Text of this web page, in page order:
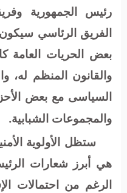
رئيس الجمهورية
الفريق الرئاسي
بعض الحريات العامة
والقانون المنظم له،
السياسى مع بعض
والمجموعات الشبابية.
ستظل الأولوية
هي أبرز شعارات
الرغم من احتمالات